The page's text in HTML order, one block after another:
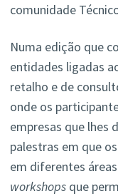
comunidade
Numa edição que
entidades ligadas
retalho e de
onde os
empresas que lhes
palestras em que
em diferentes
workshopsque